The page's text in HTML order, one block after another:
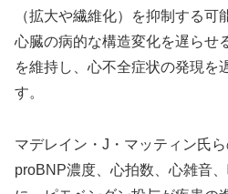
（拡大や繊維化）を抑制する可
心臓の病的な構造変化を遅らせ
を維持し、心不全症状の発現を
す。
マデレイン・J・マッティン氏
proBNP濃度、心拍数、心雑音